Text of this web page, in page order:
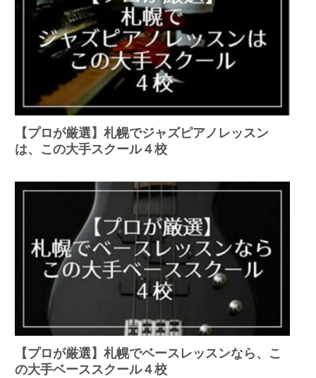
【プロが厳選】札幌でジャズピアノレッスン
は、この大手スクール４校
【プロが厳選】札幌でベースレッスンなら、こ
の大手ベーススクール４校